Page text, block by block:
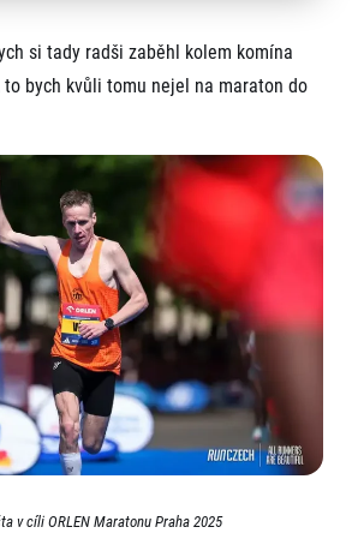
si tady radši zaběhl kolem komína
to bych kvůli tomu nejel na maraton do
v cíli ORLEN Maratonu Praha 2025